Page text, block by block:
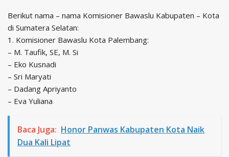
Berikut nama – nama Komisioner Bawaslu Kabupaten – Kota
di Sumatera Selatan:
1. Komisioner Bawaslu Kota Palembang:
– M. Taufik, SE, M. Si
– Eko Kusnadi
– Sri Maryati
– Dadang Apriyanto
– Eva Yuliana
Baca Juga: Honor Panwas Kabupaten Kota Naik
Dua Kali Lipat